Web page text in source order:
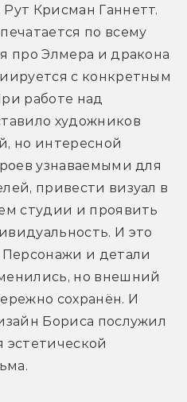
Крисман Ганнетт.
по всему
про Элмера и дракона
с конкретным
работе над
художников
но интересной
узнаваемыми для
привести визуал в
студии и проявить
И это
и детали
но внешний
сохранён. И
Бориса послужил
эстетической